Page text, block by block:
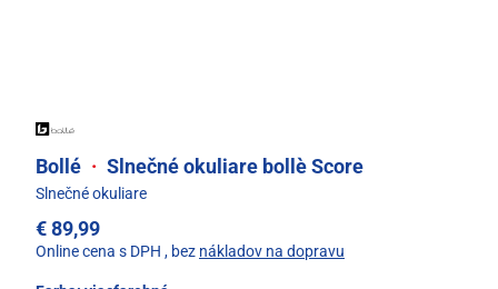
Bollé · Slnečné okuliare bollè Score
Slnečné okuliare
€ 89,99
Online cena s DPH , bez nákladov na dopravu